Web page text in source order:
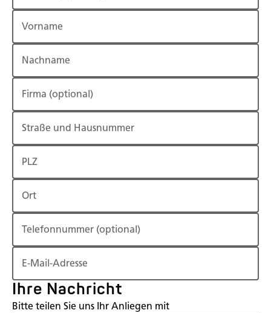
Vorname
Nachname
Firma (optional)
Straße und Hausnummer
PLZ
Ort
Telefonnummer (optional)
E-Mail-Adresse
Ihre Nachricht
Bitte teilen Sie uns Ihr Anliegen mit